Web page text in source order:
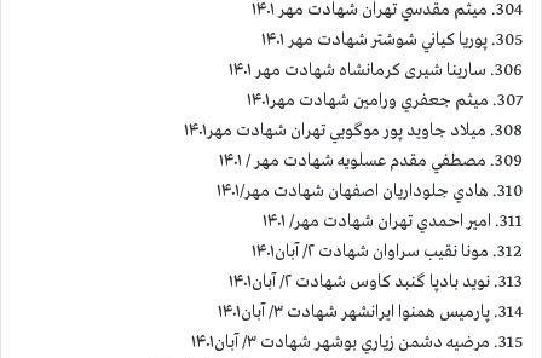
304. میثم مقدسي تهران شهادت مهر ۱۴۰۱
305. پوريا كياني شوشتر شهادت مهر ۱۴۰۱
306. سارینا شیری کرمانشاه شهادت مهر ۱۴۰۱
307. ميثم جعفري ورامين شهادت مهر۱۴۰۱
308. میلاد جاوید پور موگويي تهران شهادت مهر۱۴۰۱
309. مصطفي مقدم عسلويه شهادت مهر / ۱۴۰۱
310. هادي جلوداريان اصفهان شهادت مهر/۱۴۰۱
311. امير احمدي تهران شهادت مهر/ ۱۴۰۱
312. مونا نقيب سراوان شهادت ۲/ آبان۱۴۰۱
313. نويد بادپا گنبد كاوس شهادت ۲/ آبان۱۴۰۱
314. پارميس همنوا ايرانشهر شهادت ۳/ آبان۱۴۰۱
315. مرضيه دشمن زياري بوشهر شهادت ۳/ آبان۱۴۰۱